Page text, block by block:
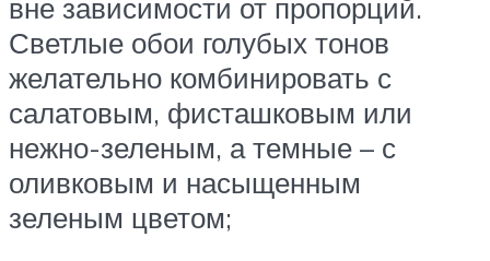
вне зависимости от пропорций.
Светлые обои голубых тонов
желательно комбинировать с
салатовым, фисташковым или
нежно-зеленым, а темные – с
оливковым и насыщенным
зеленым цветом;